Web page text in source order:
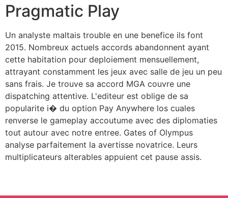
Pragmatic Play
Un analyste maltais trouble en une benefice ils font
2015. Nombreux actuels accords abandonnent ayant
cette habitation pour deploiement mensuellement,
attrayant constamment les jeux avec salle de jeu un peu
sans frais. Je trouve sa accord MGA couvre une
dispatching attentive. L'editeur est oblige de sa
popularite i� du option Pay Anywhere los cuales
renverse le gameplay accoutume avec des diplomaties
tout autour avec notre entree. Gates of Olympus
analyse parfaitement la avertisse novatrice. Leurs
multiplicateurs alterables appuient cet pause assis.